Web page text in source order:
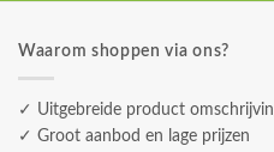
Waarom shoppen via ons?
✓ Uitgebreide product
✓ Groot aanbod en lage prijzen